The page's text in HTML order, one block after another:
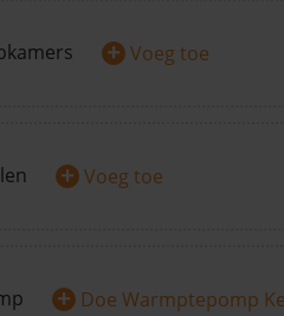
+ Voeg toe
+ Voeg toe
+ Doe Warmptepomp